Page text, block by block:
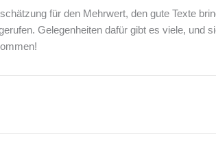
für den Mehrwert, den gute Texte
Gelegenheiten dafür gibt es viele, und